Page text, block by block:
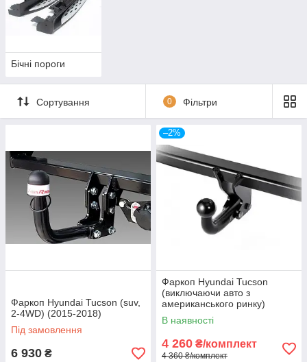
Бічні пороги
Сортування 0 Фільтри
Фаркоп Hyundai Tucson (suv,
2-4WD) (2015-2018)
Під замовлення
6 930 ₴
–2%
Фаркоп Hyundai Tucson
(виключаючи авто з
американського ринку)
(2015-2018)
В наявності
4 260 ₴/комплект
4 360 ₴/комплект